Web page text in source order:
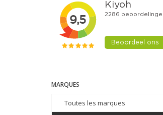
MARQUES
Toutes les marques